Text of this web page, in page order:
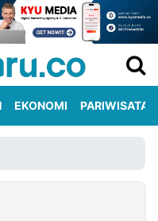
EKONOMI PARIWISATA